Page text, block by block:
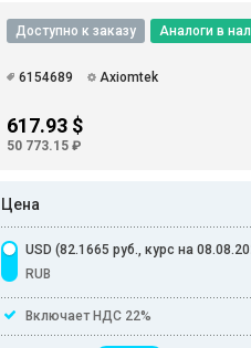
Доступно к заказу Аналоги в
6154689 Axiomtek
617.93 $
50 773.15 ₽
Цена
USD (82.1665 руб., курс на
RUB
Включает НДС 22%